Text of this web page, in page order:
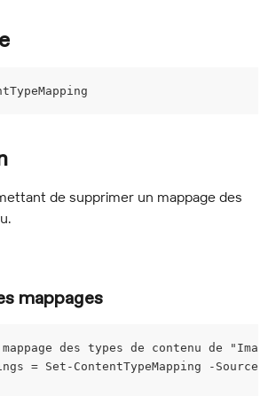
de supprimer un mappage des
mappages
des types de contenu de
= Set-ContentTypeMapping -